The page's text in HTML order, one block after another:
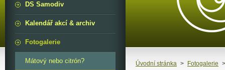
Úvodní stránka > Fotogalerie
DS Samodiv
Kalendář akcí & archiv
Fotogalerie
Mátový nebo citrón?